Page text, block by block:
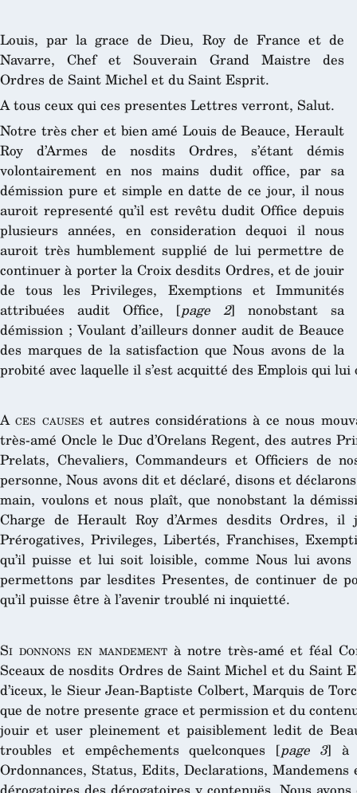
Louis, par la grace de Dieu, Roy de France et de
Navarre, Chef et Souverain Grand Maistre des
Ordres de Saint Michel et du Saint Esprit.
A tous ceux qui ces presentes Lettres verront, Salut.
Notre très cher et bien amé Louis de Beauce, Herault
Roy d’Armes de nosdits Ordres, s’étant démis
volontairement en nos mains dudit office, par sa
démission pure et simple en datte de ce jour, il nous
auroit representé qu’il est revêtu dudit Office depuis
plusieurs années, en consideration dequoi il nous
auroit très humblement supplié de lui permettre de
continuer à porter la Croix desdits Ordres, et de jouir
de tous les Privileges, Exemptions et Immunités
attribuées audit Office, [page 2] nonobstant sa
démission ; Voulant d’ailleurs donner audit de Beauce
des marques de la satisfaction que Nous avons de la
probité avec laquelle il s’est acquitté des Emplois qui lui
A ces causes et autres considérations à ce nous
très-amé Oncle le Duc d’Orelans Regent, des autres
Prelats, Chevaliers, Commandeurs et Officiers de
personne, Nous avons dit et déclaré, disons et
main, voulons et nous plaît, que nonobstant la
Charge de Herault Roy d’Armes desdits Ordres,
Prérogatives, Privileges, Libertés, Franchises,
qu’il puisse et lui soit loisible, comme Nous lui
permettons par lesdites Presentes, de continuer de
qu’il puisse être à l’avenir troublé ni inquietté.
Si donnons en mandementà notre très-amé et féal
Sceaux de nosdits Ordres de Saint Michel et du Saint
d’iceux, le Sieur Jean-Baptiste Colbert, Marquis de
que de notre presente grace et permission et du
jouir et user pleinement et paisiblement ledit de
troubles et empêchements quelconques [page 3] à
Ordonnances, Status, Edits, Declarations,